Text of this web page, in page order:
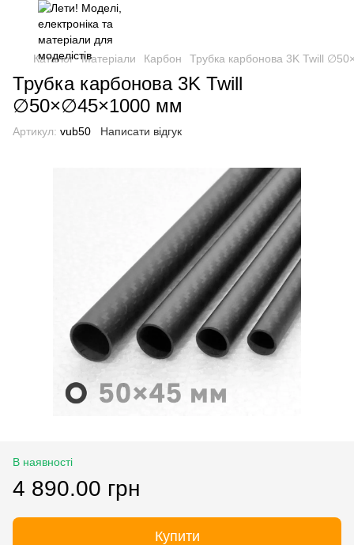
Каталог Матеріали Карбон Трубка карбонова 3K Twill
Трубка карбонова 3K Twill
∅50×∅45×1000 мм
Артикул: vub50 Написати відгук
В наявності
4 890.00 грн
Купити